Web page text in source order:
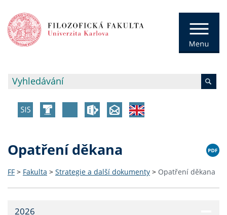
Opatření děkana
FF > Fakulta > Strategie a další dokumenty > Opatření děkana
2026